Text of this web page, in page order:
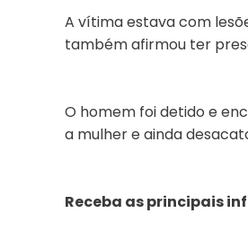
A vítima estava com
também afirmou ter
O homem foi detido e
a mulher e ainda
Receba as principais